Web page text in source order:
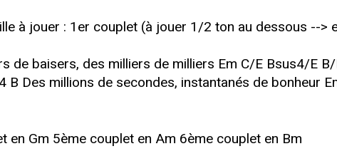
à jouer : 1er couplet (à jouer 1/2 ton au dessous -->
de baisers, des milliers de milliers Em C/E Bsus4/E
Des millions de secondes, instantanés de bonheur
en Gm 5ème couplet en Am 6ème couplet en Bm